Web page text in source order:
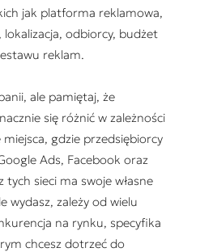
jak platforma reklamowa,
odbiorcy, budżet
reklam.
ale pamiętaj, że
się różnić w zależności
gdzie przedsiębiorcy
Ads, Facebook oraz
sieci ma swoje własne
wydasz, zależy od wielu
na rynku, specyfika
chcesz dotrzeć do